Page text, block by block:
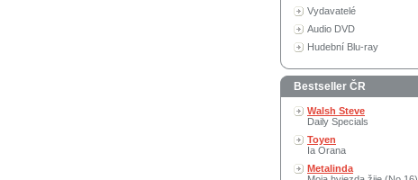
Vydavatelé
Audio DVD
Hudební Blu-ray
Bestseller ČR
Walsh Steve
Daily Specials
Toyen
Ia Orana
Metalinda